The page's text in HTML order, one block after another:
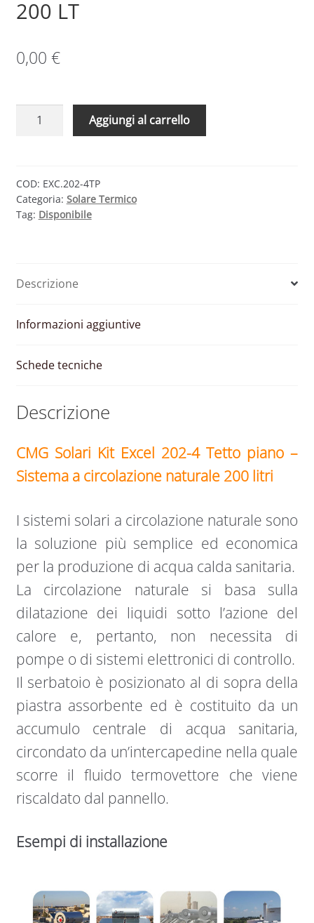
200 LT
0,00 €
CMG
202-
4
TETTO
A
NATURALE
LT
Aggiungi al carrello
COD: EXC.202-4TP
Categoria: Solare Termico
Tag: Disponibile
Descrizione
Informazioni aggiuntive
Schede tecniche
Descrizione
CMG Solari Kit Excel 202-4 Tetto piano –
Sistema a circolazione naturale 200 litri
I sistemi solari a circolazione naturale sono
la soluzione più semplice ed economica
per la produzione di acqua calda sanitaria.
La circolazione naturale si basa sulla
dilatazione dei liquidi sotto l’azione del
calore e, pertanto, non necessita di
pompe o di sistemi elettronici di controllo.
Il serbatoio è posizionato al di sopra della
piastra assorbente ed è costituito da un
accumulo centrale di acqua sanitaria,
circondato da un’intercapedine nella quale
scorre il fluido termovettore che viene
riscaldato dal pannello.
Esempi di installazione